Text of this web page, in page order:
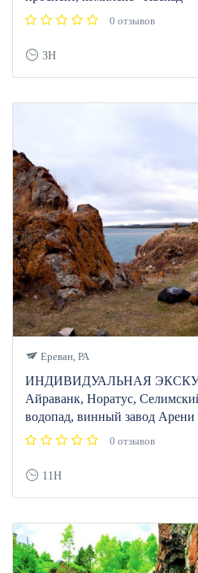
0 отзывов
3H
Ереван, РА
ИНДИВИДУАЛЬНАЯ
Айраванк, Норатус,
водопад, винный завод Арени
0 отзывов
11H